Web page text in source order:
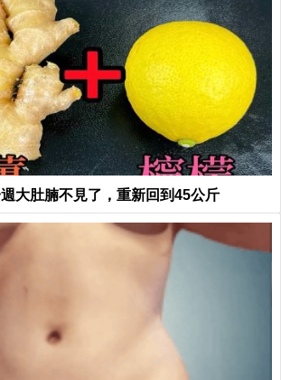
大肚腩不見了，重新回到45公斤